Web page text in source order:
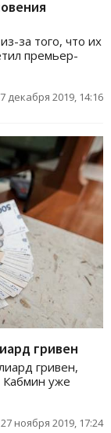
за того, что их
премьер-
декабря 2019, 14:16
гривен
гривен,
уже
27 ноября 2019, 17:24